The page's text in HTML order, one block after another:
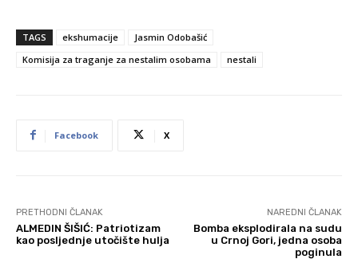
TAGS ekshumacije
Jasmin Odobašić
Komisija za traganje za nestalim osobama
nestali
Facebook X
PRETHODNI ČLANAK
ALMEDIN ŠIŠIĆ: Patriotizam
kao posljednje utočište hulja
NAREDNI ČLANAK
Bomba eksplodirala na sudu
u Crnoj Gori, jedna osoba
poginula